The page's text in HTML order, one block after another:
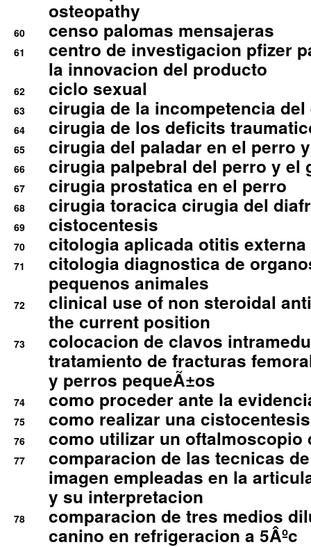
osteopathy
60 censo palomas mensajeras
61
centro de investigacion pfizer
la innovacion del producto
62 ciclo sexual
63 cirugia de la incompetencia
64 cirugia de los deficits
65 cirugia del paladar en el perro
66 cirugia palpebral del perro y el
67 cirugia prostatica en el perro
68 cirugia toracica cirugia del
69 cistocentesis
70 citologia aplicada otitis externa
71
citologia diagnostica de
pequenos animales
72
clinical use of non steroidal
the current position
73
colocacion de clavos
tratamiento de fracturas
y perros pequeÃ±os
74 como proceder ante la
75 como realizar una
76 como utilizar un oftalmoscopio
77
comparacion de las tecnicas
imagen empleadas en la
y su interpretacion
78
comparacion de tres medios
canino en refrigeracion a 5Âºc